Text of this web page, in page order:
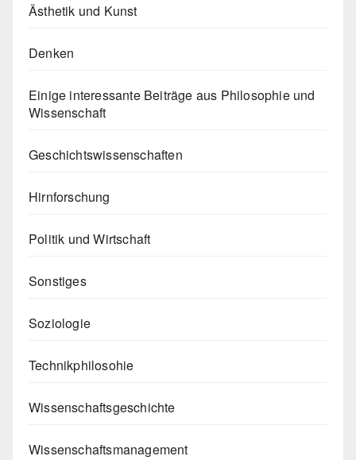
Ästhetik und Kunst
Denken
Einige interessante Beiträge aus Philosophie und
Wissenschaft
Geschichtswissenschaften
Hirnforschung
Politik und Wirtschaft
Sonstiges
Soziologie
Technikphilosohie
Wissenschaftsgeschichte
Wissenschaftsmanagement